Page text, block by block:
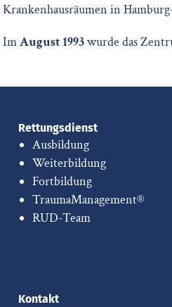
Krankenhausräumen in
ImAugust 1993wurde das
Rettungsdienst
Ausbildung
Weiterbildung
Fortbildung
TraumaManagement®
RUD-Team
Kontakt